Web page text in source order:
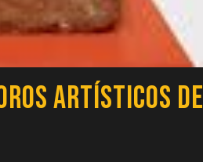
Artísticos de